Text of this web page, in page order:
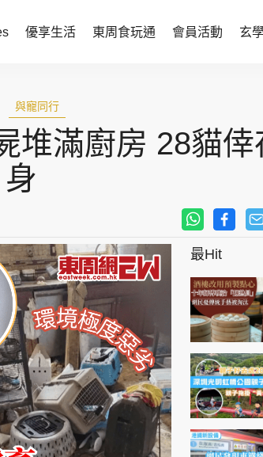
優享生活 東周食玩通 會員活動 玄
時尚生活 親子
玄學靈異
東勝運程
智富天下 李居明
神機妙算 李丞責
緣來有理 麥玲玲
鬼靈精怪 威師兄
娛樂
文化
時政
健康
飲食
與寵同行
堆滿廚房 28貓
身
最Hit